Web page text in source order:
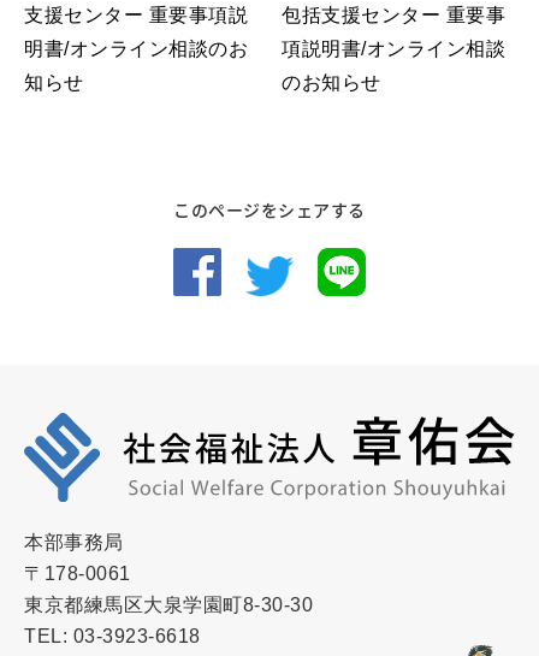
支援センター 重要事項説
明書/オンライン相談のお
知らせ
包括支援センター 重要事
項説明書/オンライン相談
のお知らせ
このページをシェアする
本部事務局
〒178-0061
東京都練馬区大泉学園町8-30-30
TEL: 03-3923-6618